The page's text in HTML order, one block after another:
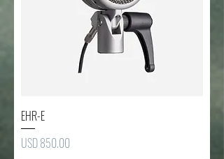
EHR-E
Precio
USD 850.00